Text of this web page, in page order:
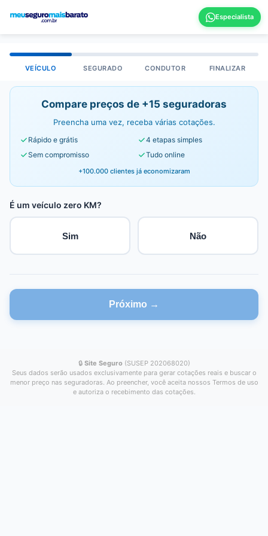
VEÍCULO SEGURADO CONDUTOR FINALIZAR
Compare preços de +15 seguradoras
Preencha uma vez, receba várias cotações.
Rápido e grátis
4 etapas simples
Sem compromisso
Tudo online
+100.000 clientes já economizaram
É um veículo zero KM?
Sim Não
Próximo →
🔒 Site Seguro (SUSEP 202068020)
Seus dados serão usados exclusivamente para gerar cotações reais e buscar o
menor preço nas seguradoras. Ao preencher, você aceita nossos Termos de uso
e autoriza o recebimento das cotações.